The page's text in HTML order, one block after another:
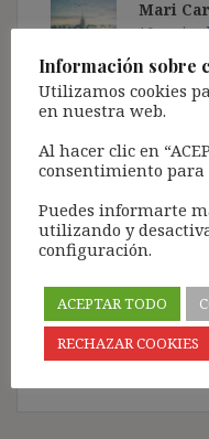
Mari
16
Muchísimas
didáctica
También mis
grandes artistas
lectura.
Saludos cordiales.
Mari Carmen López
formativos de FP en
Ávila
Información sobre
Utilizamos cookies
en nuestra web.
Al hacer clic en
consentimiento para
Puedes informarte
utilizando y
configuración.
ACEPTAR TODO
RECHAZAR COOKIES